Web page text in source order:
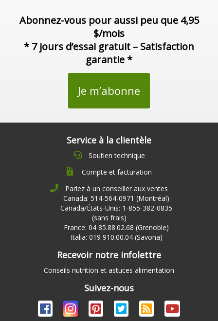
Abonnez-vous pour aussi peu que 4,95
$/mois
* 7 jours d’essai gratuit – Satisfaction
garantie *
Je m’abonne
Service à la clientèle
Soutien technique
Compte et facturation
Parlez à un conseiller aux ventes
Canada: 514-564-0971 (Montréal)
Canada/États-Unis: 1-855-382-0835
(sans frais)
France: 04 85.88.02.68 (Grenoble)
Italia: 019 910.00.04 (Savona)
Recevoir notre infolettre
Conseils nutrition et astuces alimentation
Suivez-nous